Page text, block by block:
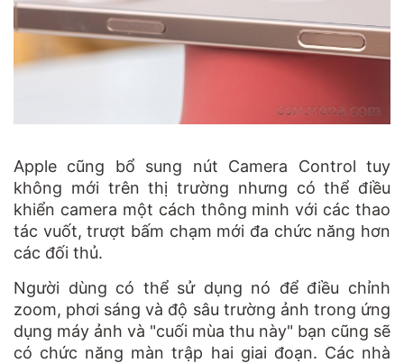
Apple cũng bổ sung nút Camera Control tuy
không mới trên thị trường nhưng có thể điều
khiển camera một cách thông minh với các thao
tác vuốt, trượt bấm chạm mới đa chức năng hơn
các đối thủ.
Người dùng có thể sử dụng nó để điều chỉnh
zoom, phơi sáng và độ sâu trường ảnh trong ứng
dụng máy ảnh và "cuối mùa thu này" bạn cũng sẽ
có chức năng màn trập hai giai đoạn. Các nhà